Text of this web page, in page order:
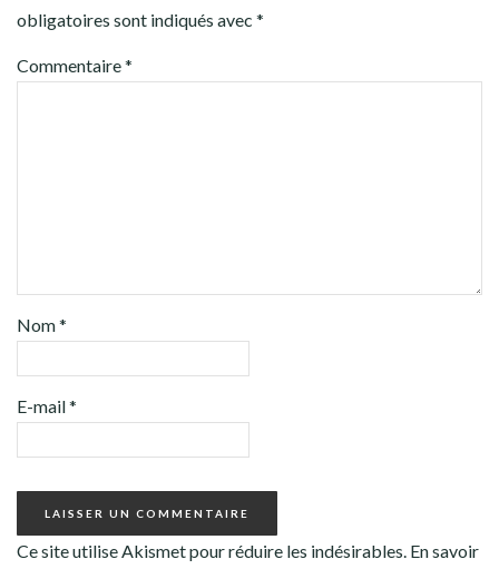
obligatoires sont indiqués avec *
Commentaire*
Nom*
E-mail*
Ce site utilise Akismet pour réduire les indésirables. En savoir